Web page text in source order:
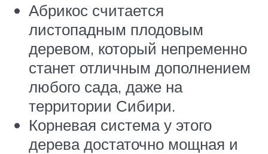
Абрикос считается
листопадным плодовым
деревом, который непременно
станет отличным дополнением
любого сада, даже на
территории Сибири.
Корневая система у этого
дерева достаточно мощная и